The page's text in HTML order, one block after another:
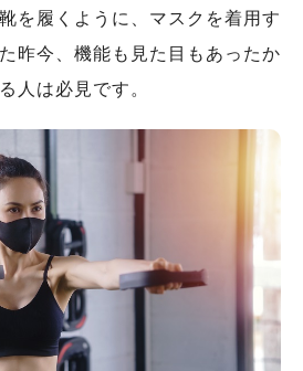
を履くように、マスクを着用す
昨今、機能も見た目もあったか
人は必見です。